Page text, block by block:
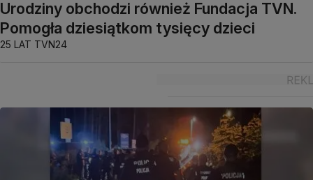
Urodziny obchodzi również Fundacja TVN.
Pomogła dziesiątkom tysięcy dzieci
25 LAT TVN24